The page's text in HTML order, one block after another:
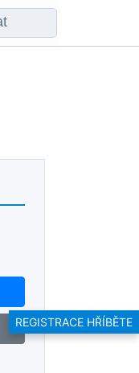
REGISTRACE HŘÍBĚTE